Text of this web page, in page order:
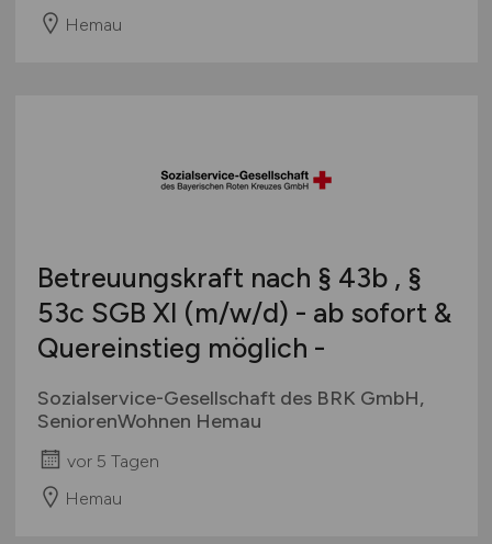
Hemau
Betreuungskraft nach § 43b , §
53c SGB XI (m/w/d) - ab sofort &
Quereinstieg möglich -
Sozialservice-Gesellschaft des BRK GmbH,
SeniorenWohnen Hemau
vor 5 Tagen
Hemau